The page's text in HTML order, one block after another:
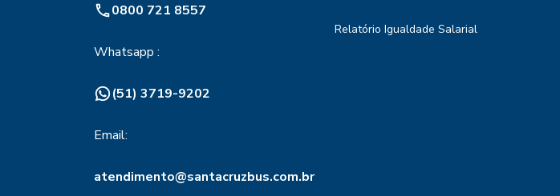
0800 721 8557
Whatsapp :
(51) 3719-9202
Email:
atendimento@santacruzbus.com.br
Relatório Igualdade Salarial